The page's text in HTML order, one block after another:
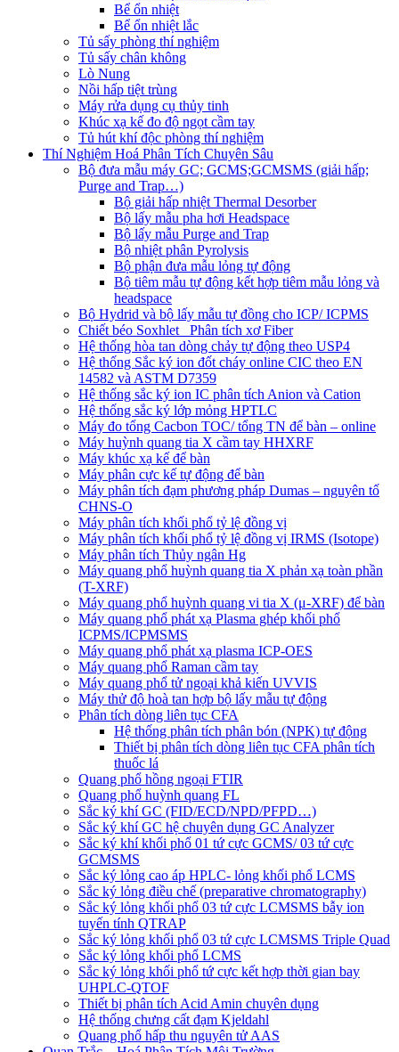
Bể ổn nhiệt
Bể ổn nhiệt lắc
Tủ sấy phòng thí nghiệm
Tủ sấy chân không
Lò Nung
Nồi hấp tiệt trùng
Máy rửa dụng cụ thủy tinh
Khúc xạ kế đo độ ngọt cầm tay
Tủ hút khí độc phòng thí nghiệm
Thí Nghiệm Hoá Phân Tích Chuyên Sâu
Bộ đưa mẫu máy GC; GCMS;GCMSMS (giải hấp;
Purge and Trap…)
Bộ giải hấp nhiệt Thermal Desorber
Bộ lấy mẫu pha hơi Headspace
Bộ lấy mẫu Purge and Trap
Bộ nhiệt phân Pyrolysis
Bộ phận đưa mẫu lỏng tự động
Bộ tiêm mẫu tự động kết hợp tiêm mẫu lỏng và
headspace
Bộ Hydrid và bộ lấy mẫu tự đồng cho ICP/ ICPMS
Chiết béo Soxhlet_ Phân tích xơ Fiber
Hệ thống hòa tan dòng chảy tự động theo USP4
Hệ thống Sắc ký ion đốt cháy online CIC theo EN
14582 và ASTM D7359
Hệ thống sắc ký ion IC phân tích Anion và Cation
Hệ thống sắc ký lớp mỏng HPTLC
Máy đo tổng Cacbon TOC/ tổng TN để bàn – online
Máy huỳnh quang tia X cầm tay HHXRF
Máy khúc xạ kế để bàn
Máy phân cực kế tự động để bàn
Máy phân tích đạm phương pháp Dumas – nguyên tố
CHNS-O
Máy phân tích khối phổ tỷ lệ đồng vị
Máy phân tích khối phổ tỷ lệ đồng vị IRMS (Isotope)
Máy phân tích Thủy ngân Hg
Máy quang phổ huỳnh quang tia X phản xạ toàn phần
(T-XRF)
Máy quang phổ huỳnh quang vi tia X (μ-XRF) để bàn
Máy quang phổ phát xạ Plasma ghép khối phổ
ICPMS/ICPMSMS
Máy quang phổ phát xạ plasma ICP-OES
Máy quang phổ Raman cầm tay
Máy quang phổ tử ngoại khả kiến UVVIS
Máy thử độ hoà tan hợp bộ lấy mẫu tự động
Phân tích dòng liên tục CFA
Hệ thống phân tích phân bón (NPK) tự động
Thiết bị phân tích dòng liên tục CFA phân tích
thuốc lá
Quang phổ hồng ngoại FTIR
Quang phổ huỳnh quang FL
Sắc ký khí GC (FID/ECD/NPD/PFPD…)
Sắc ký khí GC hệ chuyên dụng GC Analyzer
Sắc ký khí khối phổ 01 tứ cực GCMS/ 03 tứ cực
GCMSMS
Sắc ký lỏng cao áp HPLC- lỏng khối phổ LCMS
Sắc ký lỏng điều chế (preparative chromatography)
Sắc ký lỏng khối phổ 03 tứ cực LCMSMS bẫy ion
tuyến tính QTRAP
Sắc ký lỏng khối phổ 03 tứ cực LCMSMS Triple Quad
Sắc ký lỏng khối phổ LCMS
Sắc ký lỏng khối phổ tứ cực kết hợp thời gian bay
UHPLC-QTOF
Thiết bị phân tích Acid Amin chuyên dụng
Hệ thống chưng cất đạm Kjeldahl
Quang phổ hấp thu nguyên tử AAS